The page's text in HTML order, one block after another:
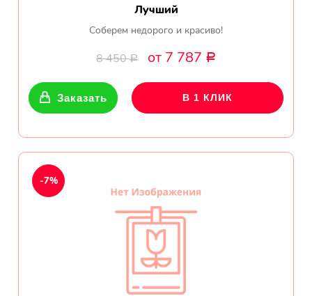
Лучший
Соберем недорого и красиво!
8 450Р от 7 787 Р
Заказать В 1 КЛИК
-7%